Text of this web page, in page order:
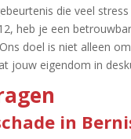
die veel
heb je een
doel is niet alleen
jouw eigendom in
in